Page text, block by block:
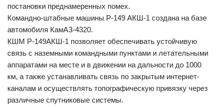
постановки преднамеренных помех.
Командно-штабные машины Р-149 АКШ-1 создана на базе
автомобиля КамАЗ-4320.
КШМ Р-149АКШ-1 позволяет обеспечивать устойчивую
связь с наземными командными пунктами и летательными
аппаратами на месте и в движении на дальности до 1000
км, а также устанавливать связь по закрытым интернет-
каналам и осуществлять топографическую привязку через
различные спутниковые системы.